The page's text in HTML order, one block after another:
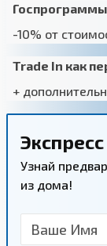
-10% от
Trade In как
+
Узнай
из дома!